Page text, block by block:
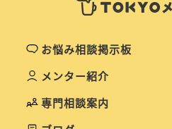
お悩み相談掲示板
メンター紹介
専門相談案内